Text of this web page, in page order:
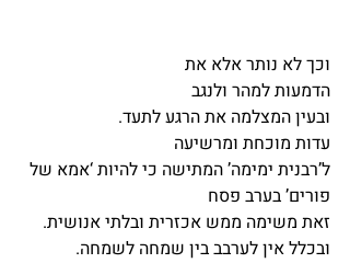
וכך לא נותר אלא את
הדמעות למהר ולנגב
ובעין המצלמה את הרגע לתעד.
עדות מוכחת ומרשיעה
ל’רבנית ימימה’ המתישה כי להיות ‘אמא של
פורים’ בערב פסח
זאת משימה ממש אכזרית ובלתי אנושית.
ובכלל אין לערבב בין שמחה לשמחה.